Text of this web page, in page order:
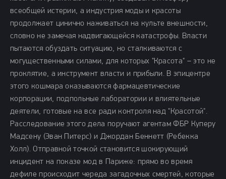
всеобщей истерии, а индустрия моды и красоты
продолжает цинично наживаться на культе внешности,
словно не замечая надвигающейся катастрофы. Власти
пытаются обуздать ситуацию, но сталкиваются с
могущественными силами, для которых "Красота" – это не
проклятие, а инструмент власти и прибыли. В эпицентре
этого кошмара оказываются фармацевтические
корпорации, подпольные лаборатории и влиятельные
деятели, готовые на все ради контроля над "Красотой".
Расследование этого дела поручают агентам ФБР Куперу
Мадсену (Эван Питерс) и Джордан Беннетт (Ребекка
Холл). Отправной точкой становится шокирующий
инцидент на показе мод в Париже: прямо во время
дефиле происходит череда загадочных смертей, которые